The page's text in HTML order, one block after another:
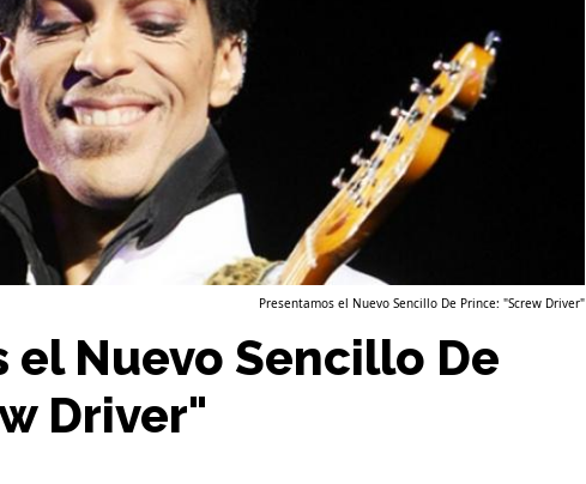
Presentamos el Nuevo Sencillo De Prince: "Screw Driver"
el Nuevo Sencillo De
Driver"